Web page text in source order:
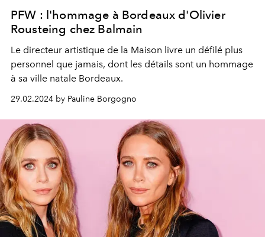
PFW : l'hommage à Bordeaux d'Olivier
Rousteing chez Balmain
Le directeur artistique de la Maison livre un défilé plus
personnel que jamais, dont les détails sont un hommage
à sa ville natale Bordeaux.
29.02.2024 by Pauline Borgogno